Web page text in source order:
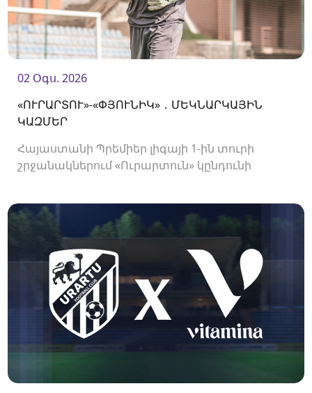
02 Օգս. 2026
«ՈՒՐԱՐՏՈՒ»-«ՓՅՈՒՆԻԿ» ․ ՄԵԿՆԱՐԿԱՅԻՆ
ԿԱԶՄԵՐ
Հայաստանի Պրեմիեր լիգայի 1-ին տուրի
շրջանակներում «Ուրարտուն» կընդունի